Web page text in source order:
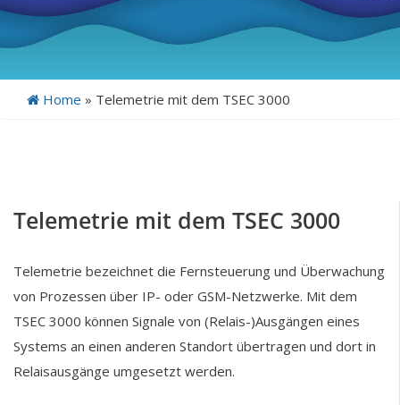
Home » Telemetrie mit dem TSEC 3000
Telemetrie mit dem TSEC 3000
Telemetrie bezeichnet die Fernsteuerung und Überwachung
von Prozessen über IP- oder GSM-Netzwerke. Mit dem
TSEC 3000 können Signale von (Relais-)Ausgängen eines
Systems an einen anderen Standort übertragen und dort in
Relaisausgänge umgesetzt werden.